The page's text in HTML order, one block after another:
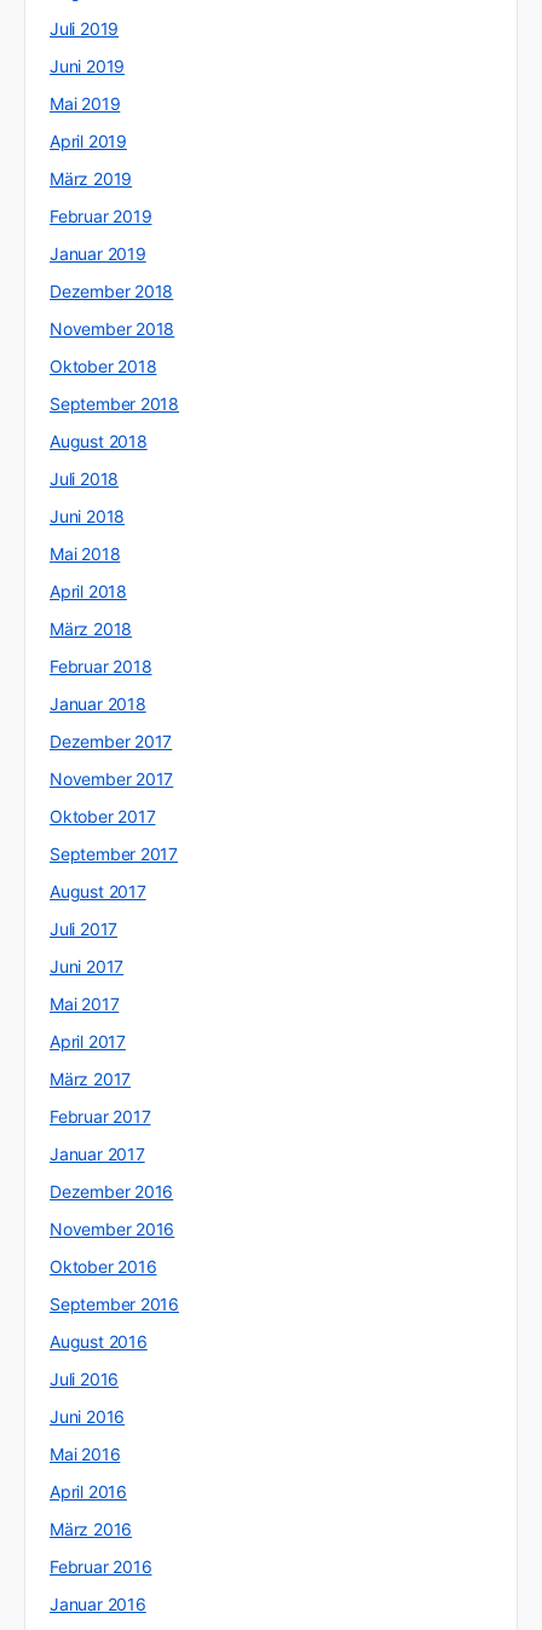
Juli 2019
Juni 2019
Mai 2019
April 2019
März 2019
Februar 2019
Januar 2019
Dezember 2018
November 2018
Oktober 2018
September 2018
August 2018
Juli 2018
Juni 2018
Mai 2018
April 2018
März 2018
Februar 2018
Januar 2018
Dezember 2017
November 2017
Oktober 2017
September 2017
August 2017
Juli 2017
Juni 2017
Mai 2017
April 2017
März 2017
Februar 2017
Januar 2017
Dezember 2016
November 2016
Oktober 2016
September 2016
August 2016
Juli 2016
Juni 2016
Mai 2016
April 2016
März 2016
Februar 2016
Januar 2016